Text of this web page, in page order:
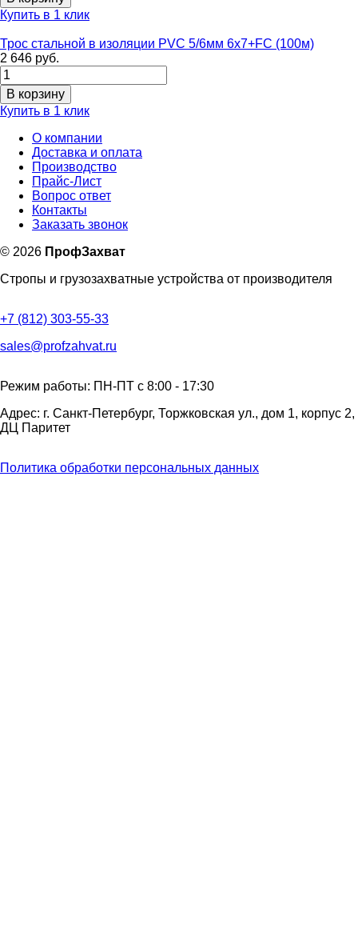
Купить в 1 клик
Трос стальной в изоляции PVC 5/6мм 6х7+FC (100м)
2 646 руб.
Купить в 1 клик
О компании
Доставка и оплата
Производство
Прайс-Лист
Вопрос ответ
Контакты
Заказать звонок
© 2026 ПрофЗахват
Стропы и грузозахватные устройства от производителя
+7 (812) 303-55-33
sales@profzahvat.ru
Режим работы: ПН-ПТ с 8:00 - 17:30
Адрес: г. Санкт-Петербург, Торжковская ул., дом 1, корпус 2,
ДЦ Паритет
Политика обработки персональных данных